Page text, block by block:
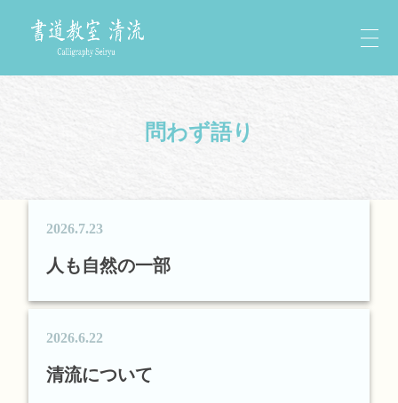
問わず語り
2026.7.23
人も自然の一部
2026.6.22
清流について